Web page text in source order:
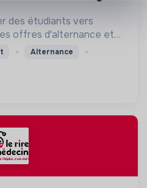
des étudiants vers
offres d'alternance et
engagées.
Alternance